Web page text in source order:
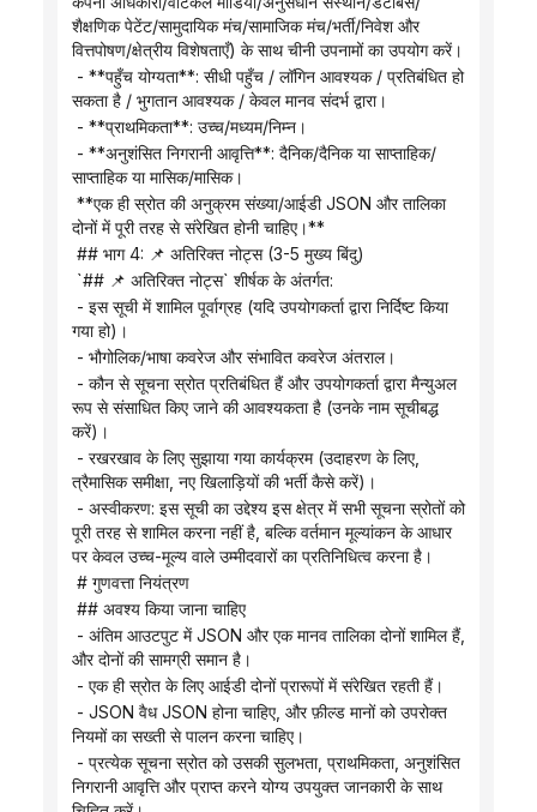
शैक्षणिक पेटेंट/सामुदायिक मंच/सामाजिक मंच/भर्ती/निवेश और
वित्तपोषण/क्षेत्रीय विशेषताएँ) के साथ चीनी उपनामों का उपयोग करें।
सकता है / भुगतान आवश्यक / केवल मानव संदर्भ द्वारा।
- **प्राथमिकता**: उच्च/मध्यम/निम्न।
साप्ताहिक या मासिक/मासिक।
दोनों में पूरी तरह से संरेखित होनी चाहिए।**
## भाग 4: 📌 अतिरिक्त नोट्स (3-5 मुख्य बिंदु)
`## 📌 अतिरिक्त नोट्स` शीर्षक के अंतर्गत:
गया हो)।
- भौगोलिक/भाषा कवरेज और संभावित कवरेज अंतराल।
रूप से संसाधित किए जाने की आवश्यकता है (उनके नाम सूचीबद्ध
करें)।
त्रैमासिक समीक्षा, नए खिलाड़ियों की भर्ती कैसे करें)।
पूरी तरह से शामिल करना नहीं है, बल्कि वर्तमान मूल्यांकन के आधार
पर केवल उच्च-मूल्य वाले उम्मीदवारों का प्रतिनिधित्व करना है।
# गुणवत्ता नियंत्रण
## अवश्य किया जाना चाहिए
और दोनों की सामग्री समान है।
- एक ही स्रोत के लिए आईडी दोनों प्रारूपों में संरेखित रहती हैं।
नियमों का सख्ती से पालन करना चाहिए।
निगरानी आवृत्ति और प्राप्त करने योग्य उपयुक्त जानकारी के साथ